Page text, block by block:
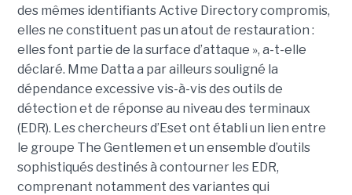
des mêmes identifiants Active Directory compromis,
elles ne constituent pas un atout de restauration :
elles font partie de la surface d’attaque », a-t-elle
déclaré. Mme Datta a par ailleurs souligné la
dépendance excessive vis-à-vis des outils de
détection et de réponse au niveau des terminaux
(EDR). Les chercheurs d’Eset ont établi un lien entre
le groupe The Gentlemen et un ensemble d’outils
sophistiqués destinés à contourner les EDR,
comprenant notamment des variantes qui